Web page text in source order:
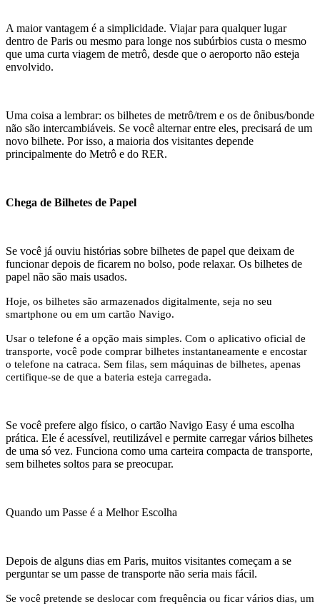
A maior vantagem é a simplicidade. Viajar para qualquer lugar
dentro de Paris ou mesmo para longe nos subúrbios custa o mesmo
que uma curta viagem de metrô, desde que o aeroporto não esteja
envolvido.
Uma coisa a lembrar: os bilhetes de metrô/trem e os de ônibus/bonde
não são intercambiáveis. Se você alternar entre eles, precisará de um
novo bilhete. Por isso, a maioria dos visitantes depende
principalmente do Metrô e do RER.
Chega de Bilhetes de Papel
Se você já ouviu histórias sobre bilhetes de papel que deixam de
funcionar depois de ficarem no bolso, pode relaxar. Os bilhetes de
papel não são mais usados.
Hoje, os bilhetes são armazenados digitalmente, seja no seu
smartphone ou em um cartão Navigo.
Usar o telefone é a opção mais simples. Com o aplicativo oficial de
transporte, você pode comprar bilhetes instantaneamente e encostar
o telefone na catraca. Sem filas, sem máquinas de bilhetes, apenas
certifique-se de que a bateria esteja carregada.
Se você prefere algo físico, o cartão Navigo Easy é uma escolha
prática. Ele é acessível, reutilizável e permite carregar vários bilhetes
de uma só vez. Funciona como uma carteira compacta de transporte,
sem bilhetes soltos para se preocupar.
Quando um Passe é a Melhor Escolha
Depois de alguns dias em Paris, muitos visitantes começam a se
perguntar se um passe de transporte não seria mais fácil.
Se você pretende se deslocar com frequência ou ficar vários dias, um